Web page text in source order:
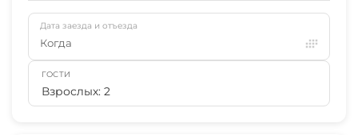
Дата заезда и отъезда
Когда
ГОСТИ
Взрослых: 2